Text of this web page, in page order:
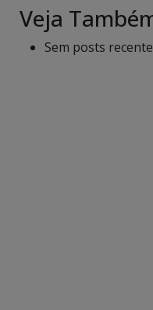
Veja
Sem posts